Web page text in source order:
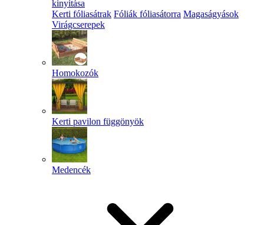
kinyitása
Kerti fóliasátrak Fóliák fóliasátorra Magaságyások
Virágcserepek
Homokozók
Kerti pavilon függönyök
Medencék